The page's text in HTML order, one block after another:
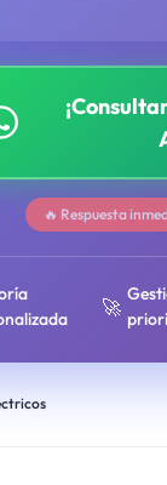
🔥 Respuesta
🚀